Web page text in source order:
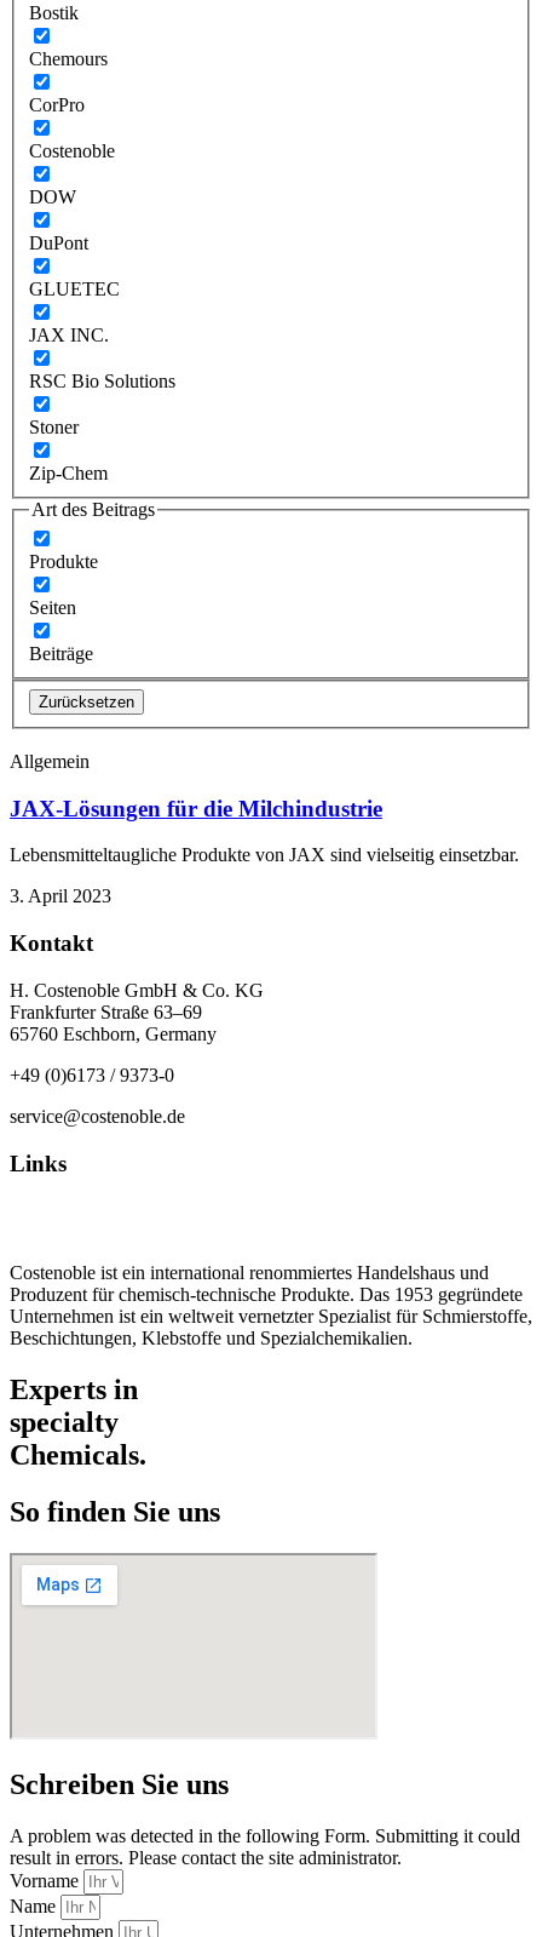
Bostik
Chemours
CorPro
Costenoble
DOW
DuPont
GLUETEC
JAX INC.
RSC Bio Solutions
Stoner
Zip-Chem
Art des Beitrags
Produkte
Seiten
Beiträge
Zurücksetzen
Allgemein
JAX-Lösungen für die Milchindustrie
Lebensmitteltaugliche Produkte von JAX sind vielseitig einsetzbar.
3. April 2023
Kontakt
H. Costenoble GmbH & Co. KG
Frankfurter Straße 63–69
65760 Eschborn, Germany
+49 (0)6173 / 9373-0
service@costenoble.de
Links
Costenoble ist ein international renommiertes Handelshaus und
Produzent für chemisch-technische Produkte. Das 1953 gegründete
Unternehmen ist ein weltweit vernetzter Spezialist für Schmierstoffe,
Beschichtungen, Klebstoffe und Spezialchemikalien.
Experts in
specialty
Chemicals.
So finden Sie uns
Schreiben Sie uns
A problem was detected in the following Form. Submitting it could
result in errors. Please contact the site administrator.
Vorname
Name
Unternehmen